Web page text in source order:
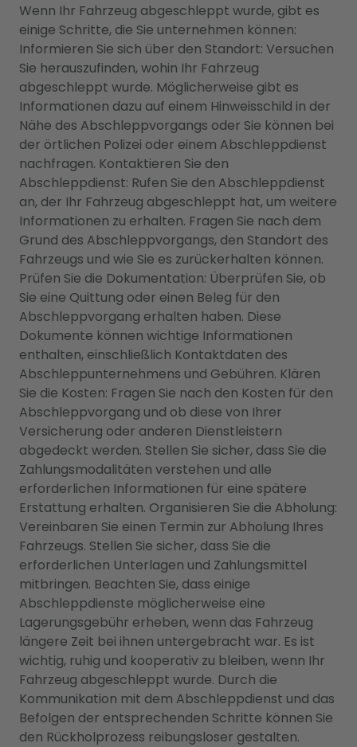
Wenn Ihr Fahrzeug abgeschleppt wurde, gibt es
einige Schritte, die Sie unternehmen können:
Informieren Sie sich über den Standort: Versuchen
Sie herauszufinden, wohin Ihr Fahrzeug
abgeschleppt wurde. Möglicherweise gibt es
Informationen dazu auf einem Hinweisschild in der
Nähe des Abschleppvorgangs oder Sie können bei
der örtlichen Polizei oder einem Abschleppdienst
nachfragen. Kontaktieren Sie den
Abschleppdienst: Rufen Sie den Abschleppdienst
an, der Ihr Fahrzeug abgeschleppt hat, um weitere
Informationen zu erhalten. Fragen Sie nach dem
Grund des Abschleppvorgangs, den Standort des
Fahrzeugs und wie Sie es zurückerhalten können.
Prüfen Sie die Dokumentation: Überprüfen Sie, ob
Sie eine Quittung oder einen Beleg für den
Abschleppvorgang erhalten haben. Diese
Dokumente können wichtige Informationen
enthalten, einschließlich Kontaktdaten des
Abschleppunternehmens und Gebühren. Klären
Sie die Kosten: Fragen Sie nach den Kosten für den
Abschleppvorgang und ob diese von Ihrer
Versicherung oder anderen Dienstleistern
abgedeckt werden. Stellen Sie sicher, dass Sie die
Zahlungsmodalitäten verstehen und alle
erforderlichen Informationen für eine spätere
Erstattung erhalten. Organisieren Sie die Abholung:
Vereinbaren Sie einen Termin zur Abholung Ihres
Fahrzeugs. Stellen Sie sicher, dass Sie die
erforderlichen Unterlagen und Zahlungsmittel
mitbringen. Beachten Sie, dass einige
Abschleppdienste möglicherweise eine
Lagerungsgebühr erheben, wenn das Fahrzeug
längere Zeit bei ihnen untergebracht war. Es ist
wichtig, ruhig und kooperativ zu bleiben, wenn Ihr
Fahrzeug abgeschleppt wurde. Durch die
Kommunikation mit dem Abschleppdienst und das
Befolgen der entsprechenden Schritte können Sie
den Rückholprozess reibungsloser gestalten.